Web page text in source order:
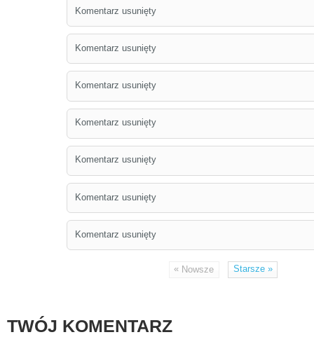
Komentarz usunięty
Komentarz usunięty
Komentarz usunięty
Komentarz usunięty
Komentarz usunięty
Komentarz usunięty
Komentarz usunięty
« Nowsze Starsze»
TWÓJ KOMENTARZ